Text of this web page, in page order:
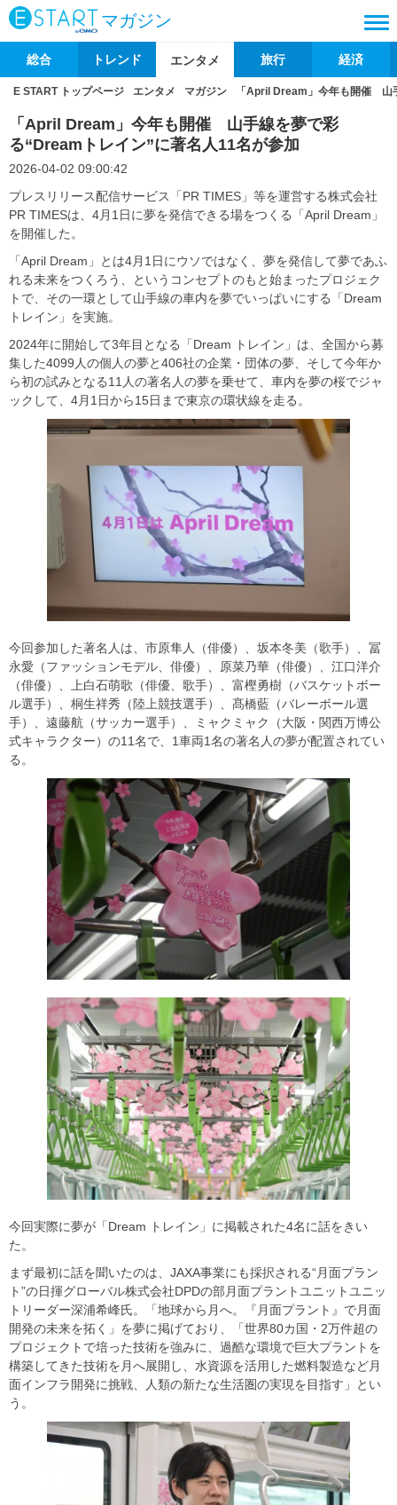
マガジン
総合 トレンド エンタメ 旅行 経済
E START トップページ エンタメ マガジン 「April Dream」今年も開催 山
「April Dream」今年も開催 山手線を夢で彩
る“Dreamトレイン”に著名人11名が参加
2026-04-02 09:00:42
プレスリリース配信サービス「PR TIMES」等を運営する株式会社
PR TIMESは、4月1日に夢を発信できる場をつくる「April Dream」
を開催した。
「April Dream」とは4月1日にウソではなく、夢を発信して夢であふ
れる未来をつくろう、というコンセプトのもと始まったプロジェク
トで、その一環として山手線の車内を夢でいっぱいにする「Dream
トレイン」を実施。
2024年に開始して3年目となる「Dream トレイン」は、全国から募
集した4099人の個人の夢と406社の企業・団体の夢、そして今年か
ら初の試みとなる11人の著名人の夢を乗せて、車内を夢の桜でジャ
ックして、4月1日から15日まで東京の環状線を走る。
今回参加した著名人は、市原隼人（俳優）、坂本冬美（歌手）、冨
永愛（ファッションモデル、俳優）、原菜乃華（俳優）、江口洋介
（俳優）、上白石萌歌（俳優、歌手）、富樫勇樹（バスケットボー
ル選手）、桐生祥秀（陸上競技選手）、髙橋藍（バレーボール選
手）、遠藤航（サッカー選手）、ミャクミャク（大阪・関西万博公
式キャラクター）の11名で、1車両1名の著名人の夢が配置されてい
る。
今回実際に夢が「Dream トレイン」に掲載された4名に話をきい
た。
まず最初に話を聞いたのは、JAXA事業にも採択される“月面プラン
ト”の日揮グローバル株式会社DPDの部月面プラントユニットユニッ
トリーダー深浦希峰氏。「地球から月へ。『月面プラント』で月面
開発の未来を拓く」を夢に掲げており、「世界80カ国・2万件超の
プロジェクトで培った技術を強みに、過酷な環境で巨大プラントを
構築してきた技術を月へ展開し、水資源を活用した燃料製造など月
面インフラ開発に挑戦、人類の新たな生活圏の実現を目指す」とい
う。